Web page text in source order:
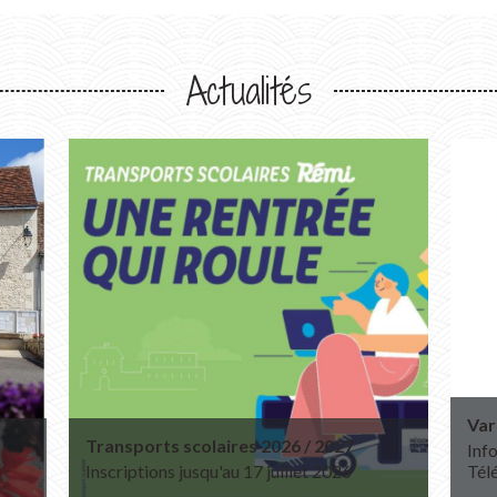
Actualités
Transports scolaires 2026 / 2027
Inscriptions jusqu'au 17 juillet 2026